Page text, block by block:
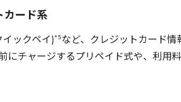
カード系
イックペイ)*5 など、クレジットカード
にチャージするプリペイド式や、利用